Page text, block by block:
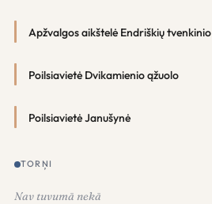
Apžvalgos aikštelė Endriškių tvenkinio
Poilsiavietė Dvikamienio ąžuolo
Poilsiavietė Janušynė
TORŅI
Nav tuvumā nekā